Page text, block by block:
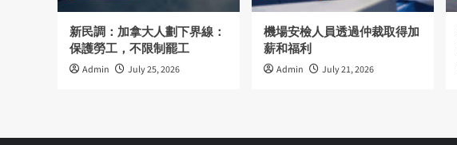
新民調：加拿大人劃下界線：
保護勞工，不限制罷工
Admin July 25, 2026
機場安檢人員透過仲裁取得加
薪和福利
Admin July 21, 2026